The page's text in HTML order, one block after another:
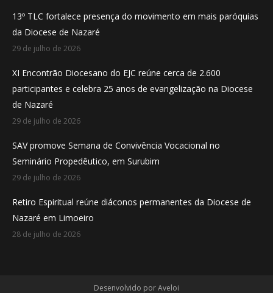
new
window
new
window
new
window
13º TLC fortalece presença do movimento em mais paróquias
da Diocese de Nazaré
29 de julho de 2026
XI Encontrão Diocesano do EJC reúne cerca de 2.600
participantes e celebra 25 anos de evangelização na Diocese
de Nazaré
29 de julho de 2026
SAV promove Semana de Convivência Vocacional no
Seminário Propedêutico, em Surubim
29 de julho de 2026
Retiro Espiritual reúne diáconos permanentes da Diocese de
Nazaré em Limoeiro
28 de julho de 2026
Desenvolvido porAveloi